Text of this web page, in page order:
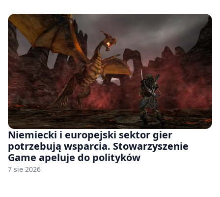
Niemiecki i europejski sektor gier
potrzebują wsparcia. Stowarzyszenie
Game apeluje do polityków
7 sie 2026